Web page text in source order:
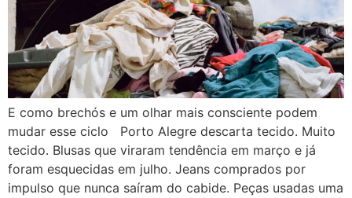
E como brechós e um olhar mais consciente podem
mudar esse ciclo Porto Alegre descarta tecido. Muito
tecido. Blusas que viraram tendência em março e já
foram esquecidas em julho. Jeans comprados por
impulso que nunca saíram do cabide. Peças usadas uma